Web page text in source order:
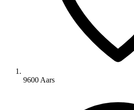
9600 Aars